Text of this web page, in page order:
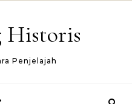
Historis
Penjelajah